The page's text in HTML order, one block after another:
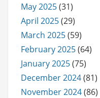
May 2025(31)
April 2025(29)
March 2025(59)
February 2025(64)
January 2025(75)
December 2024(81)
November 2024(86)